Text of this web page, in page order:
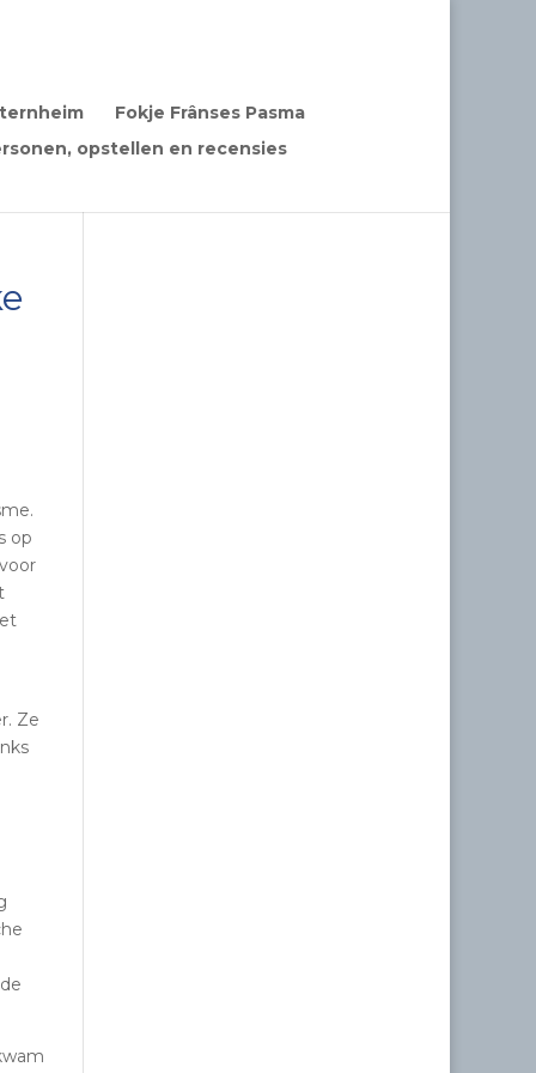
Fokje Frânses Pasma
opstellen en recensies
op
Ze